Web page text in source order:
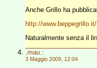
Anche Grillo ha
http://
Naturalmente senza il
.mau. :
3 Maggio 2009, 12:04